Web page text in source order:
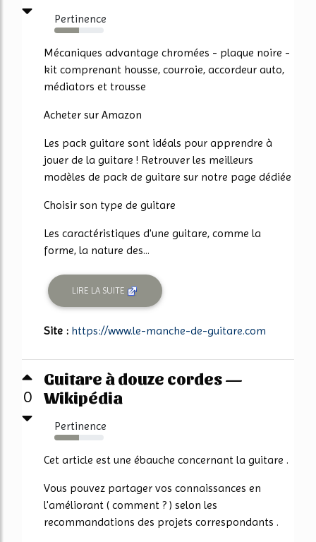
Pertinence
50%
Mécaniques advantage chromées - plaque noire -
kit comprenant housse, courroie, accordeur auto,
médiators et trousse
Acheter sur Amazon
Les pack guitare sont idéals pour apprendre à
jouer de la guitare ! Retrouver les meilleurs
modèles de pack de guitare sur notre page dédiée
Choisir son type de guitare
Les caractéristiques d'une guitare, comme la
forme, la nature des...
LIRE LA SUITE
Site : https://www.le-manche-de-guitare.com
0
Guitare à douze cordes —
Wikipédia
Pertinence
50%
Cet article est une ébauche concernant la guitare .
Vous pouvez partager vos connaissances en
l'améliorant ( comment ? ) selon les
recommandations des projets correspondants .